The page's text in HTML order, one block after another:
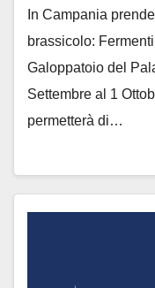
In Campania
brassicolo:
Galoppatoio del
Settembre al 1
permetterà di…